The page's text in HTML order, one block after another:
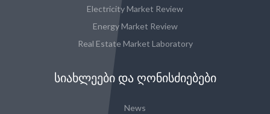
Electricity Market Review
Energy Market Review
Real Estate Market Laboratory
ᲡᲘᲐᲮᲚᲔᲔᲑᲘ ᲓᲐ ᲦᲝᲜᲘᲡᲫᲘᲔᲑᲔᲑᲘ
News